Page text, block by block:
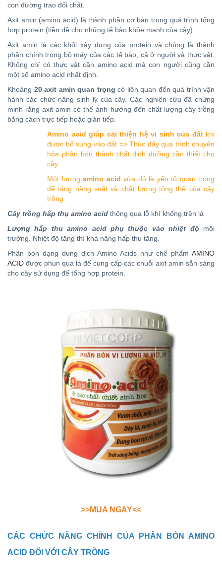
con đường trao đổi chất.
Axit amin (amino acid) là thành phần cơ bản trong quá trình tổng
hợp protein (tiền đề cho những tế bào khỏe mạnh của cây).
Axit amin là các khối xây dựng của protein và chúng là thành
phần chính trong bộ máy của các tế bào, cả ở người và thực vật.
Không chỉ có thực vật cần amino acid mà con người cũng cần
một số amino acid nhất định.
Khoảng 20 axit amin quan trọng có liên quan đến quá trình vận
hành các chức năng sinh lý của cây. Các nghiên cứu đã chứng
minh rằng axit amin có thể ảnh hưởng đến chất lượng cây trồng
bằng cách trực tiếp hoặc gián tiếp.
Amino acid giúp cải thiện hệ vi sinh của đất khi
được bổ sung vào đất => Thúc đẩy quá trình chuyển
hóa phân bón thành chất dinh dưỡng cần thiết cho
cây.
Một lượng amino acid vừa đủ là yếu tố quan trọng
để tăng năng suất và chất lượng tổng thể của cây
trồng.
Cây trồng hấp thụ amino acid thông qua lỗ khí khổng trên lá
Lượng hấp thu amino acid phụ thuộc vào nhiệt độ môi
trường. Nhiệt độ tăng thì khả năng hấp thu tăng.
Phân bón dạng dung dịch Amino Acids như chế phẩm AMINO
ACID được phun qua lá để cung cấp các chuỗi axit amin sẵn sàng
cho cây sử dụng để tổng hợp protein.
>>MUA NGAY<<
CÁC CHỨC NĂNG CHÍNH CỦA PHÂN BÓN AMINO
ACID ĐỐI VỚI CÂY TRỒNG